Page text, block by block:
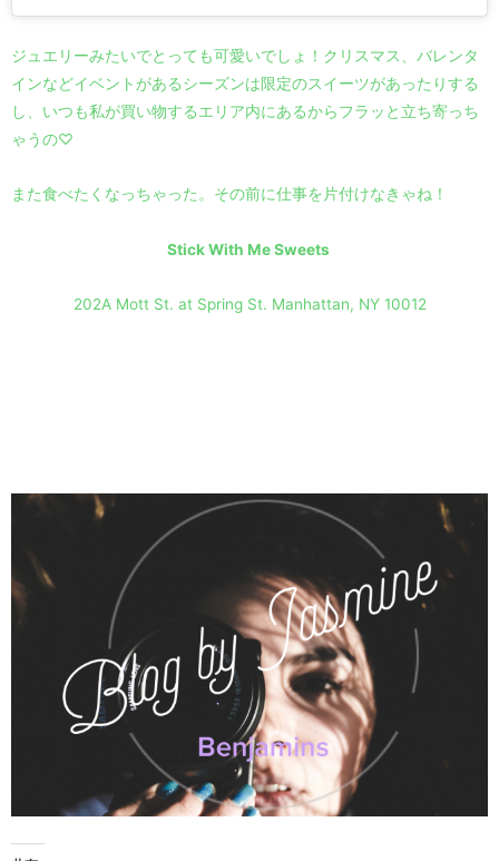
ジュエリーみたいでとっても可愛いでしょ！クリスマス、バレンタ
インなどイベントがあるシーズンは限定のスイーツがあったりする
し、いつも私が買い物するエリア内にあるからフラッと立ち寄っち
ゃうの♡
また食べたくなっちゃった。その前に仕事を片付けなきゃね！
Stick With Me Sweets
202A Mott St. at Spring St. Manhattan, NY 10012